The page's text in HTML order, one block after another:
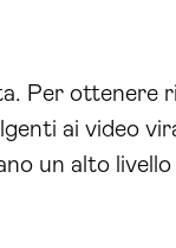
Per
ai video
un alto